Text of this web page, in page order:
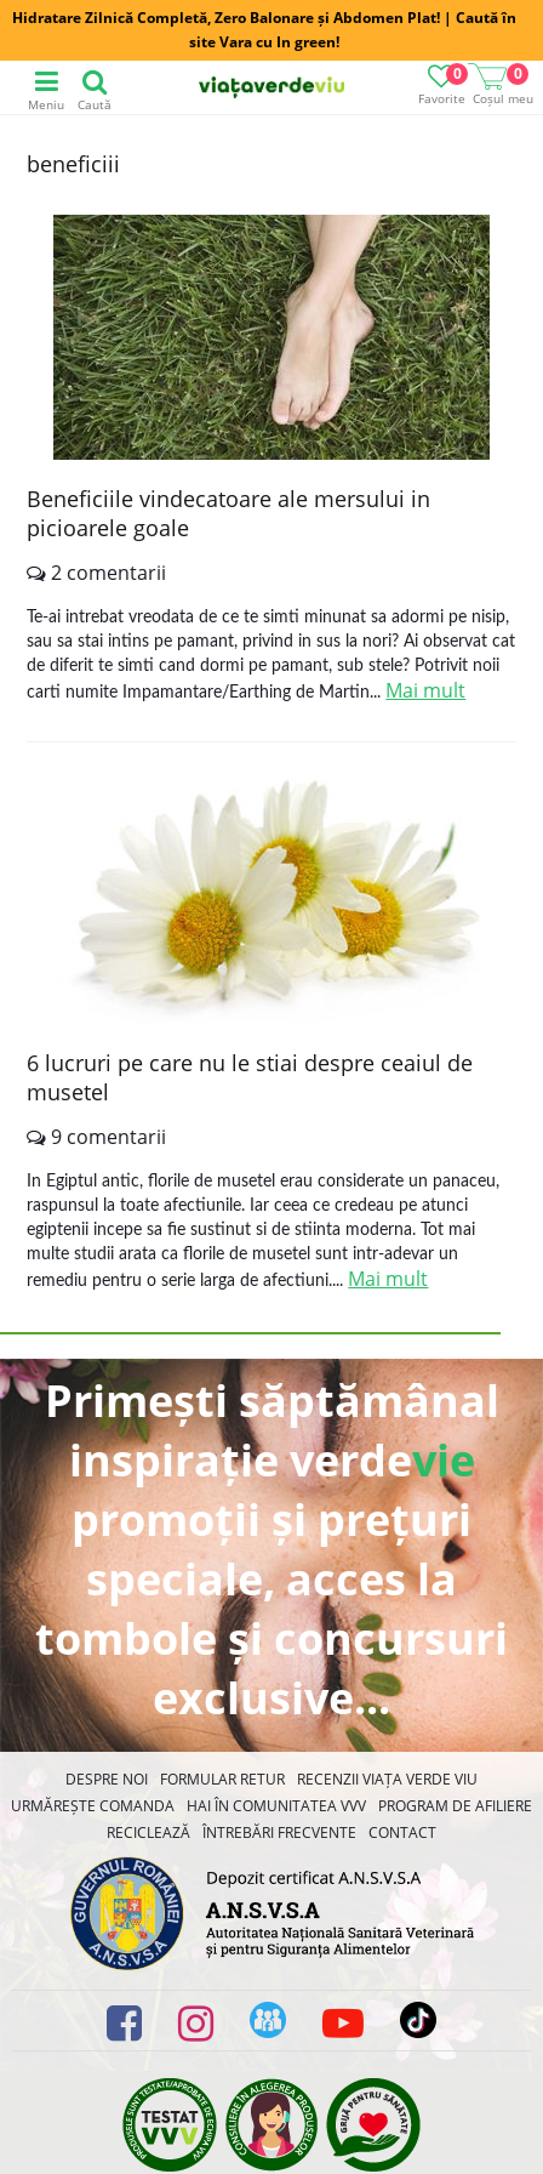
Hidratare Zilnică Completă, Zero Balonare și Abdomen Plat! | Caută în
site Vara cu In green!
Favorite
0
Coșul meu
0
Meniu Caută
beneficiii
Beneficiile vindecatoare ale mersului in
picioarele goale
2 comentarii
Te-ai intrebat vreodata de ce te simti minunat sa adormi pe nisip,
sau sa stai intins pe pamant, privind in sus la nori? Ai observat cat
de diferit te simti cand dormi pe pamant, sub stele? Potrivit noii
carti numite Impamantare/Earthing de Martin... Mai mult
6 lucruri pe care nu le stiai despre ceaiul de
musetel
9 comentarii
In Egiptul antic, florile de musetel erau considerate un panaceu,
raspunsul la toate afectiunile. Iar ceea ce credeau pe atunci
egiptenii incepe sa fie sustinut si de stiinta moderna. Tot mai
multe studii arata ca florile de musetel sunt intr-adevar un
remediu pentru o serie larga de afectiuni.... Mai mult
Primești săptămânal
inspirație verdevie
promoții și prețuri
speciale, acces la
tombole și concursuri
exclusive...
DESPRE NOI FORMULAR RETUR
RECENZII VIAȚA VERDE VIU
URMĂREȘTE COMANDA
HAI ÎN COMUNITATEA VVV
PROGRAM DE AFILIERE
RECICLEAZĂ ÎNTREBĂRI FRECVENTE CONTACT